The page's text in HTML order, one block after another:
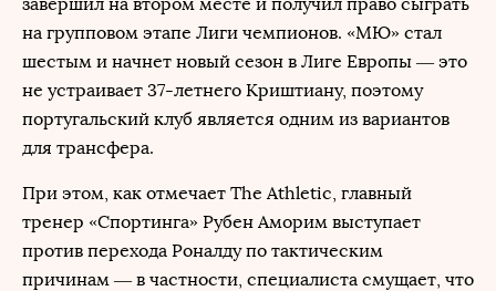
на групповом этапе Лиги чемпионов. «МЮ» стал
шестым и начнет новый сезон в Лиге Европы — это
не устраивает 37-летнего Криштиану, поэтому
португальский клуб является одним из вариантов
для трансфера.
При этом, как отмечает The Athletic, главный
тренер «Спортинга» Рубен Аморим выступает
против перехода Роналду по тактическим
причинам — в частности, специалиста смущает, что